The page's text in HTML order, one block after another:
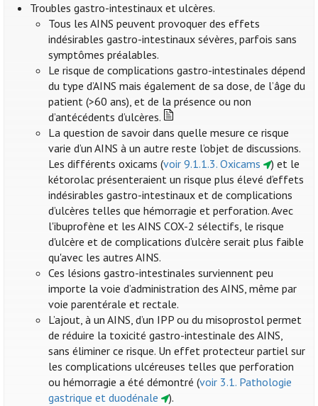
Troubles gastro-intestinaux et ulcères.
Tous les AINS peuvent provoquer des effets
indésirables gastro-intestinaux sévères, parfois sans
symptômes préalables.
Le risque de complications gastro-intestinales dépend
du type d’AINS mais également de sa dose, de l’âge du
patient (>60 ans), et de la présence ou non
d’antécédents d’ulcères.
La question de savoir dans quelle mesure ce risque
varie d’un AINS à un autre reste l’objet de discussions.
Les différents oxicams (voir 9.1.1.3. Oxicams
) et le
kétorolac présenteraient un risque plus élevé d’effets
indésirables gastro-intestinaux et de complications
d’ulcères telles que hémorragie et perforation. Avec
l'ibuprofène et les AINS COX-2 sélectifs, le risque
d'ulcère et de complications d’ulcère serait plus faible
qu'avec les autres AINS.
Ces lésions gastro-intestinales surviennent peu
importe la voie d’administration des AINS, même par
voie parentérale et rectale.
L’ajout, à un AINS, d’un IPP ou du misoprostol permet
de réduire la toxicité gastro-intestinale des AINS,
sans éliminer ce risque. Un effet protecteur partiel sur
les complications ulcéreuses telles que perforation
ou hémorragie a été démontré (voir 3.1. Pathologie
gastrique et duodénale
).